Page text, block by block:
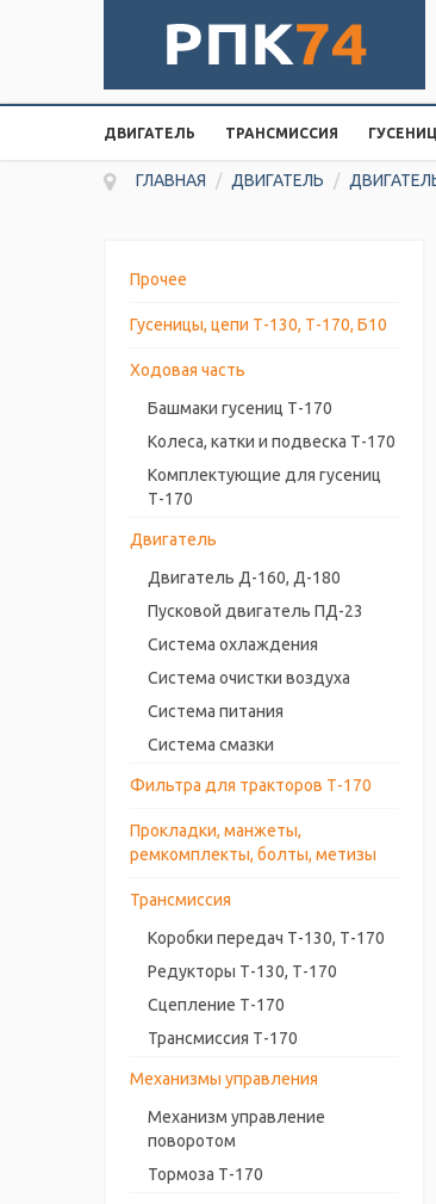
ДВИГАТЕЛЬ ТРАНСМИССИЯ
ГЛАВНАЯ / ДВИГАТЕЛЬ /
Прочее
Гусеницы, цепи Т-130, Т-170, Б10
Ходовая часть
Башмаки гусениц Т-170
Колеса, катки и подвеска Т-170
Комплектующие для гусениц
Т-170
Двигатель
Двигатель Д-160, Д-180
Пусковой двигатель ПД-23
Система охлаждения
Система очистки воздуха
Система питания
Система смазки
Фильтра для тракторов Т-170
Прокладки, манжеты,
ремкомплекты, болты, метизы
Трансмиссия
Коробки передач Т-130, Т-170
Редукторы Т-130, Т-170
Сцепление Т-170
Трансмиссия Т-170
Механизмы управления
Механизм управление
поворотом
Тормоза Т-170